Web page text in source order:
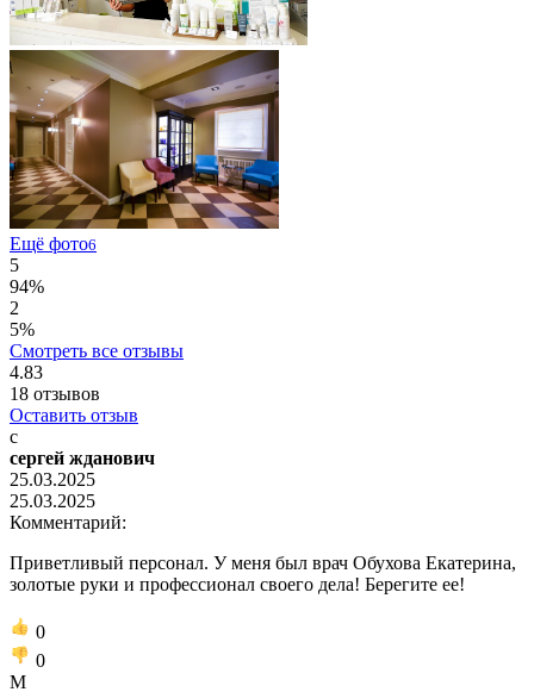
Ещё фото6
5
94%
2
5%
Смотреть все отзывы
4.83
18 отзывов
Оставить отзыв
с
сергей жданович
25.03.2025
25.03.2025
Комментарий:
Приветливый персонал. У меня был врач Обухова Екатерина,
золотые руки и профессионал своего дела! Берегите ее!
0
0
М